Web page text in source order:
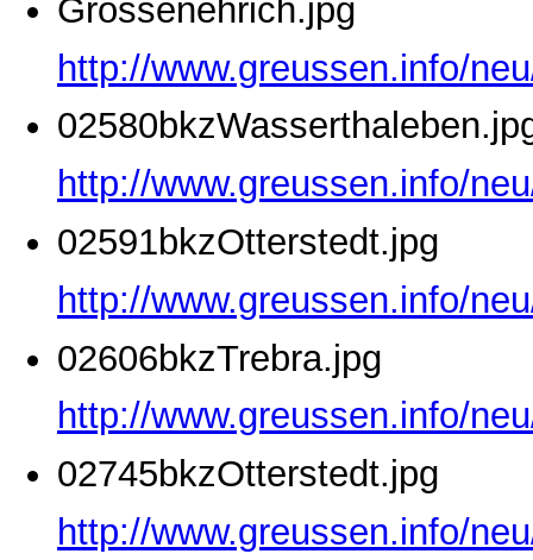
Grossenehrich.jpg
http://www.greussen.info/
http://www.greussen.info/
02591bkzOtterstedt.jpg
http://www.greussen.info/
02606bkzTrebra.jpg
http://www.greussen.info/
02745bkzOtterstedt.jpg
http://www.greussen.info/